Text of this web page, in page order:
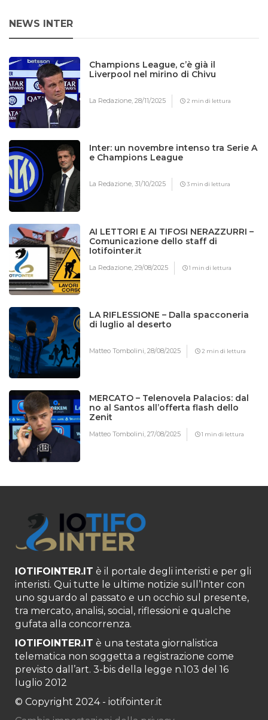
NEWS INTER
Champions League, c’è già il
Liverpool nel mirino di Chivu
La Redazione,28/11/2025 2 min di lettura
Inter: un novembre intenso tra Serie A
e Champions League
La Redazione,31/10/2025 3 min di lettura
AI LETTORI E AI TIFOSI NERAZZURRI –
Comunicazione dello staff di
Iotifointer.it
La Redazione,29/08/2025 1 min di lettura
LA RIFLESSIONE – Dalla spacconeria
di luglio al deserto
Matteo Tombolini,28/08/2025 2 min di lettura
MERCATO – Telenovela Palacios: dal
no al Santos all’offerta flash dello
Zenit
Matteo Tombolini,27/08/2025 1 min di lettura
IOTIFOINTER.IT è il portale degli interisti e per gli
interisti. Qui tutte le ultime notizie sull’Inter con
uno sguardo al passato e un occhio sul presente,
tra mercato, analisi, social, riflessioni e qualche
gufata alla concorrenza.
IOTIFOINTER.IT è una testata giornalistica
telematica non soggetta a registrazione come
previsto dall’art. 3-bis della legge n.103 del 16
luglio 2012
© Copyright 2024 - iotifointer.it